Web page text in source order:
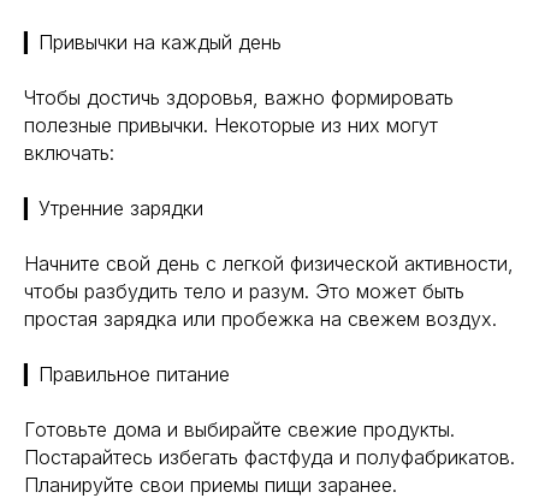
▎Привычки на каждый день
Чтобы достичь здоровья, важно формировать
полезные привычки. Некоторые из них могут
включать:
▎Утренние зарядки
Начните свой день с легкой физической активности,
чтобы разбудить тело и разум. Это может быть
простая зарядка или пробежка на свежем воздух.
▎Правильное питание
Готовьте дома и выбирайте свежие продукты.
Постарайтесь избегать фастфуда и полуфабрикатов.
Планируйте свои приемы пищи заранее.